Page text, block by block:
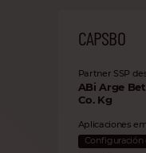
CAPSBO
Partner SSP
ABi Arge
Co. Kg
Aplicaciones
Configuración